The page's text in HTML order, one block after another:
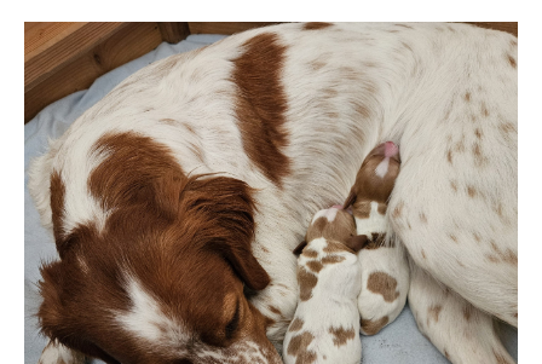
inlägget: